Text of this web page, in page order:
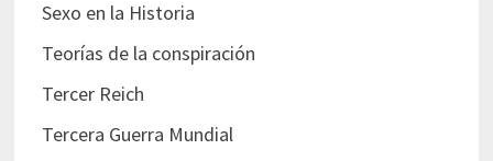
Sexo en la Historia
Teorías de la conspiración
Tercer Reich
Tercera Guerra Mundial